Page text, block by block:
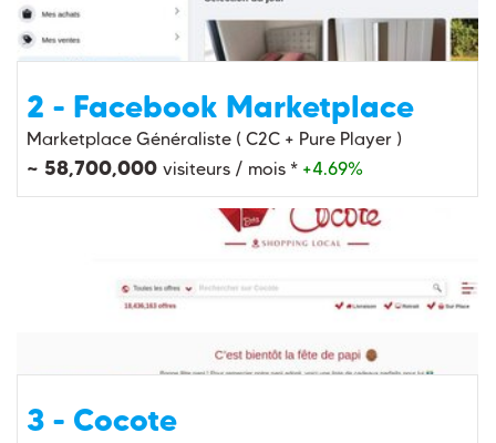
2 - Facebook Marketplace
Marketplace Généraliste ( C2C + Pure Player )
~ 58,700,000 visiteurs / mois * +4.69%
3 - Cocote